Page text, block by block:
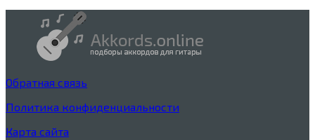
Обратная связь
Политика конфиденциальности
Карта сайта